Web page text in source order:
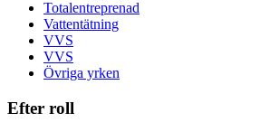
Totalentreprenad
Vattentätning
VVS
VVS
Övriga yrken
Efter roll